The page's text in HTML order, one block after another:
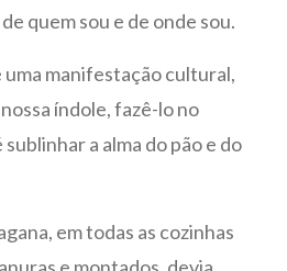
quem sou e de onde sou.
uma manifestação cultural,
índole, fazê-lo no
a alma do pão e do
em todas as cozinhas